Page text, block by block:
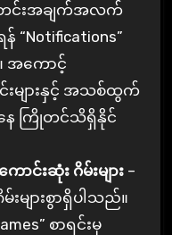
သတင်းအချက်အလက်
အကောင့်
င်းများနှင့် အသစ်ထွက်
နေ ကြိုတင်သိရှိနိုင်
င်းဆုံး ဂိမ်းများ –
းများစွာရှိပါသည်။
စာရင်းမှ